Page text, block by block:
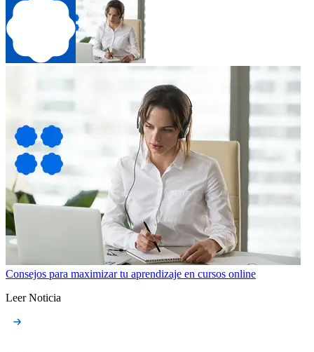
Consejos para maximizar tu aprendizaje en cursos online
Leer Noticia